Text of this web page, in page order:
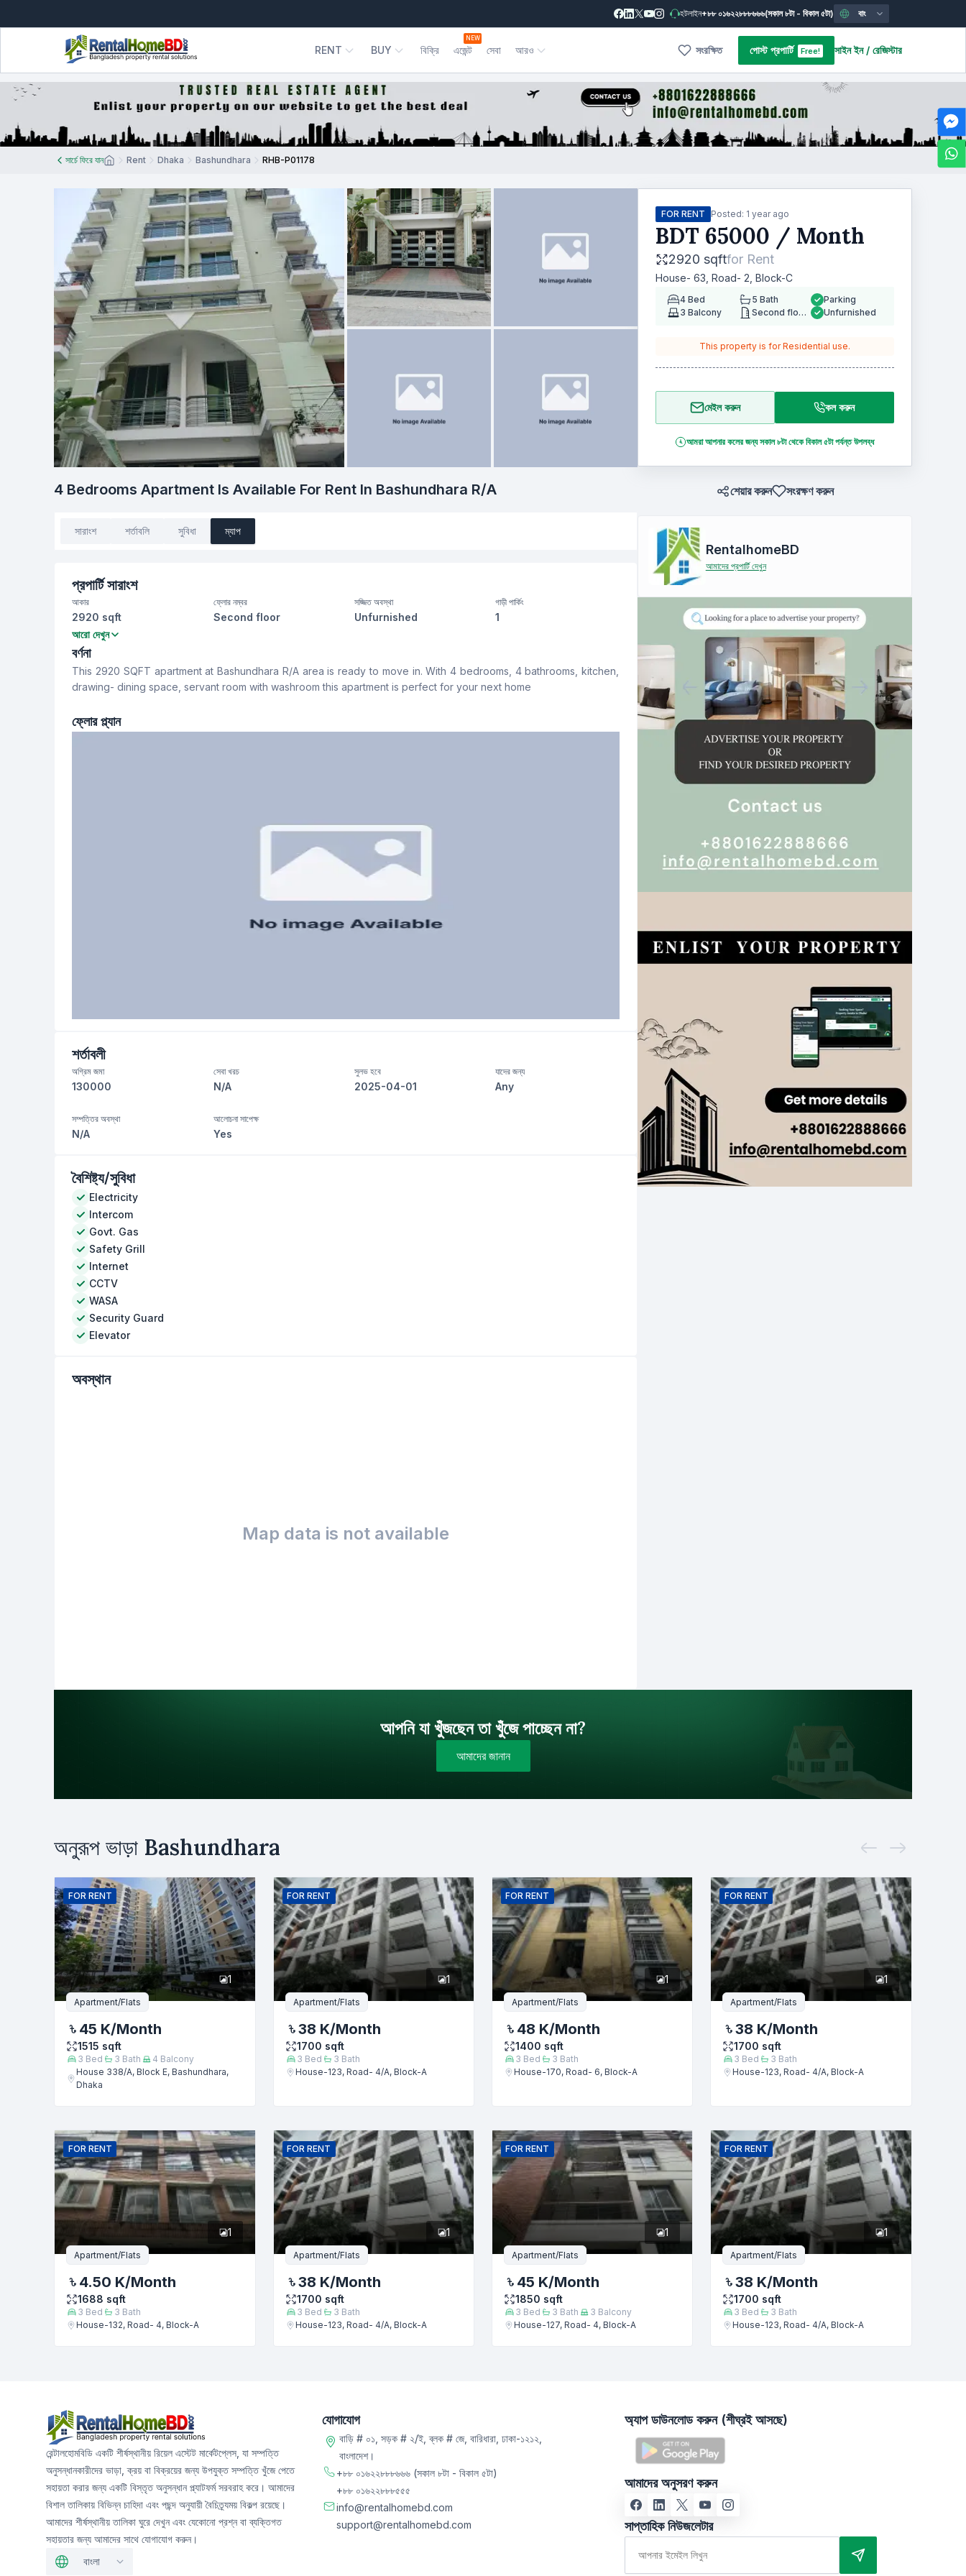
হটলাইন+৮৮ ০১৬২২৮৮৮৬৬৬(সকাল ৮টা - বিকাল ৫টা) বাং
RENT BUY বিক্রি এজেন্ট
NEW
সেবা আরও সংরক্ষিত পোস্ট প্রপার্টি Free! সাইন ইন / রেজিস্টার
সার্চে ফিরে যান Rent Dhaka Bashundhara RHB-P01178
4 Bedrooms Apartment Is Available For Rent In Bashundhara R/A
সারাংশ শর্তাবলি সুবিধা ম্যাপ
প্রপার্টি সারাংশ
আকার
2920 sqft
ফ্লোর নম্বর
Second floor
সজ্জিত অবস্থা
Unfurnished
গাড়ী পার্কিং
1
বেডরুম
4
Yes 3
ফ্লোর টাইপ
Tiled
রান্নাঘর
1
সার্ভেন্ট রুম
আরো দেখুন
বর্ণনা
This 2920 SQFT apartment at Bashundhara R/A area is ready to move in. With 4 bedrooms, 4 bathrooms, kitchen,
drawing- dining space, servant room with washroom this apartment is perfect for your next home
ফ্লোর প্ল্যান
শর্তাবলী
অগ্রিম জমা
130000
সেবা খরচ
N/A
সুলভ হবে
2025-04-01
যাদের জন্য
Any
সম্পত্তির অবস্থা
N/A
আলোচনা সাপেক্ষ
Yes
বৈশিষ্ট্য/সুবিধা
Electricity
Intercom
Govt. Gas
Safety Grill
Internet
CCTV
WASA
Security Guard
Elevator
অবস্থান
Map data is not available
FOR RENT Posted: 1 year ago
BDT 65000 / Month
2920 sqftfor Rent
House- 63, Road- 2, Block-C
4 Bed 5 Bath
3 Balcony Second floor
Parking
Unfurnished
This property is for Residential use.
মেইল করুন কল করুন
আমরা আপনার কলের জন্য সকাল ৮টা থেকে বিকাল ৫টা পর্যন্ত উপলব্ধ
শেয়ার করুন সংরক্ষণ করুন
RentalhomeBD
আমাদের প্রপার্টি দেখুন
আপনি যা খুঁজছেন তা খুঁজে পাচ্ছেন না?
আমাদের জানান
ভাড়া
ইমেইল
ফোন নম্বর
অনুরূপ ভাড়া Bashundhara
FOR RENT
1
Apartment/Flats
45 K/Month
1515 sqft
3 Bed 3 Bath 4 Balcony
House 338/A, Block E, Bashundhara,
Dhaka
FOR RENT
1
Apartment/Flats
38 K/Month
1700 sqft
3 Bed 3 Bath
House-123, Road- 4/A, Block-A
FOR RENT
1
Apartment/Flats
48 K/Month
1400 sqft
3 Bed 3 Bath
House-170, Road- 6, Block-A
FOR RENT
1
Apartment/Flats
38 K/Month
1700 sqft
3 Bed 3 Bath
House-123, Road- 4/A, Block-A
FOR RENT
1
Apartment/Flats
4.50 K/Month
1688 sqft
3 Bed 3 Bath
House-132, Road- 4, Block-A
FOR RENT
1
Apartment/Flats
38 K/Month
1700 sqft
3 Bed 3 Bath
House-123, Road- 4/A, Block-A
FOR RENT
1
Apartment/Flats
45 K/Month
1850 sqft
3 Bed 3 Bath 3 Balcony
House-127, Road- 4, Block-A
FOR RENT
1
Apartment/Flats
38 K/Month
1700 sqft
3 Bed 3 Bath
House-123, Road- 4/A, Block-A
রেন্টালহোমবিডি একটি শীর্ষস্থানীয় রিয়েল এস্টেট মার্কেটপ্লেস, যা সম্পত্তি
অনুসন্ধানকারীদের ভাড়া, ক্রয় বা বিক্রয়ের জন্য উপযুক্ত সম্পত্তি খুঁজে পেতে
সহায়তা করার জন্য একটি বিস্তৃত অনুসন্ধান প্ল্যাটফর্ম সরবরাহ করে। আমাদের
বিশাল তালিকায় বিভিন্ন চাহিদা এবং পছন্দ অনুযায়ী বৈচিত্র্যময় বিকল্প রয়েছে।
আমাদের শীর্ষস্থানীয় তালিকা ঘুরে দেখুন এবং যেকোনো প্রশ্ন বা ব্যক্তিগত
সহায়তার জন্য আমাদের সাথে যোগাযোগ করুন।
বাংলা
যোগাযোগ
বাড়ি # ০১, সড়ক # ২/ই, ব্লক # জে, বারিধারা, ঢাকা-১২১২,
বাংলাদেশ।
+৮৮ ০১৬২২৮৮৮৬৬৬ (সকাল ৮টা - বিকাল ৫টা)
+৮৮ ০১৬২২৮৮৮৫৫৫
info@rentalhomebd.com
support@rentalhomebd.com
অ্যাপ ডাউনলোড করুন (শীঘ্রই আসছে)
আমাদের অনুসরণ করুন
সাপ্তাহিক নিউজলেটার